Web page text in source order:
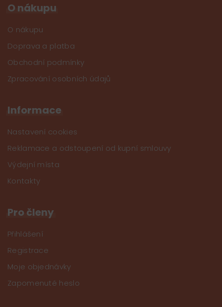
O nákupu
O nákupu
Doprava a platba
Obchodní podmínky
Zpracování osobních údajů
Informace
Nastavení cookies
Reklamace a odstoupení od kupní smlouvy
Výdejní místa
Kontakty
Pro členy
Přihlášení
Registrace
Moje objednávky
Zapomenuté heslo